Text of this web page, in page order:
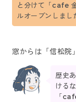
と分けて「cafe
ルオープンしまし
窓からは「信松院
歴史
ける
「